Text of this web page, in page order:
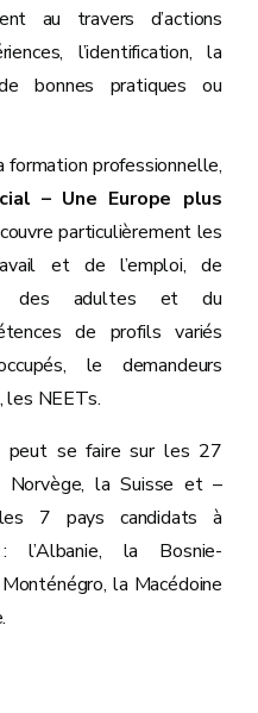
au travers d’actions
l’identification, la
bonnes pratiques ou
formation professionnelle,
– Une Europe plus
particulièrement les
et de l’emploi, de
des adultes et du
de profils variés
le demandeurs
les NEETs.
peut se faire sur les 27
Norvège, la Suisse et –
7 pays candidats à
l’Albanie, la Bosnie-
la Macédoine